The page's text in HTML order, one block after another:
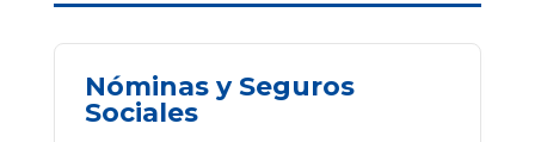
Nóminas y Seguros
Sociales